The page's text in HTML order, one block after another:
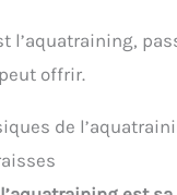
l’aquatraining,
offrir.
de